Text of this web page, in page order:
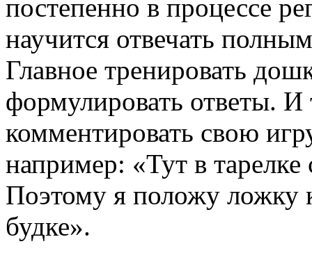
постепенно в процессе
научится отвечать
Главное тренировать
формулировать ответы. И
комментировать свою
например: «Тут в
Поэтому я положу ложку
будке».